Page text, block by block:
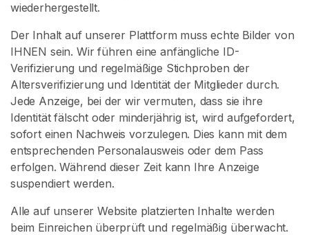
wiederhergestellt.
Der Inhalt auf unserer Plattform muss echte Bilder von
IHNEN sein. Wir führen eine anfängliche ID-
Verifizierung und regelmäßige Stichproben der
Altersverifizierung und Identität der Mitglieder durch.
Jede Anzeige, bei der wir vermuten, dass sie ihre
Identität fälscht oder minderjährig ist, wird aufgefordert,
sofort einen Nachweis vorzulegen. Dies kann mit dem
entsprechenden Personalausweis oder dem Pass
erfolgen. Während dieser Zeit kann Ihre Anzeige
suspendiert werden.
Alle auf unserer Website platzierten Inhalte werden
beim Einreichen überprüft und regelmäßig überwacht.